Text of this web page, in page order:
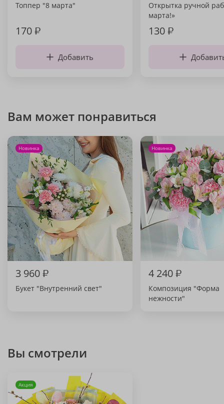
Топпер "8 марта"
170₽
Добавить
Открытка ручной
марта!»
130₽
Вам может понравиться
Новинка
3 960₽
Букет "Внутренний свет"
Новинка
4 240₽
Композиция "Форма
нежности"
Вы смотрели
Акция